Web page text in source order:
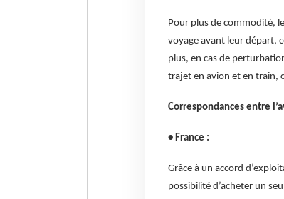
Pour plus de commodité,
voyage avant leur départ,
plus, en cas de
trajet en avion et en train,
Correspondances entre
• France :
Grâce à un accord
possibilité d’acheter un